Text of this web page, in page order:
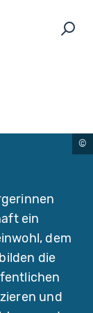
ein
dem
die
und
A